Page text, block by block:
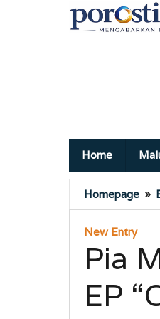
konten
Home
Homepage »
New Entry
Pia
EP